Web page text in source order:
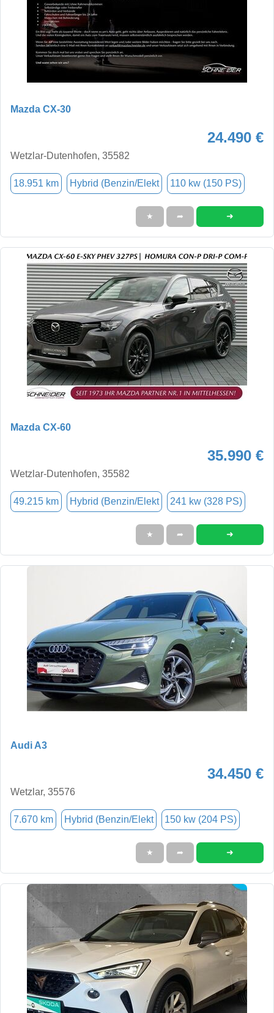
Mazda CX-30
24.490 €
Wetzlar-Dutenhofen, 35582
18.951 km Hybrid (Benzin/Elekt 110 kw (150 PS)
★ ➦ ➜
Mazda CX-60
35.990 €
Wetzlar-Dutenhofen, 35582
49.215 km Hybrid (Benzin/Elekt 241 kw (328 PS)
★ ➦ ➜
Audi A3
34.450 €
Wetzlar, 35576
7.670 km Hybrid (Benzin/Elekt 150 kw (204 PS)
★ ➦ ➜